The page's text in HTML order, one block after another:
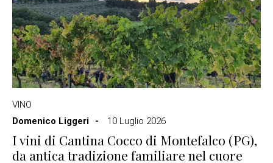
VINO
Domenico Liggeri
10 Luglio 2026
I vini di Cantina Cocco di Montefalco (PG),
da antica tradizione familiare nel cuore